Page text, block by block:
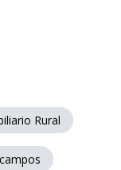
Rural